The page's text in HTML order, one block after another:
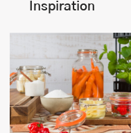
Inspiration